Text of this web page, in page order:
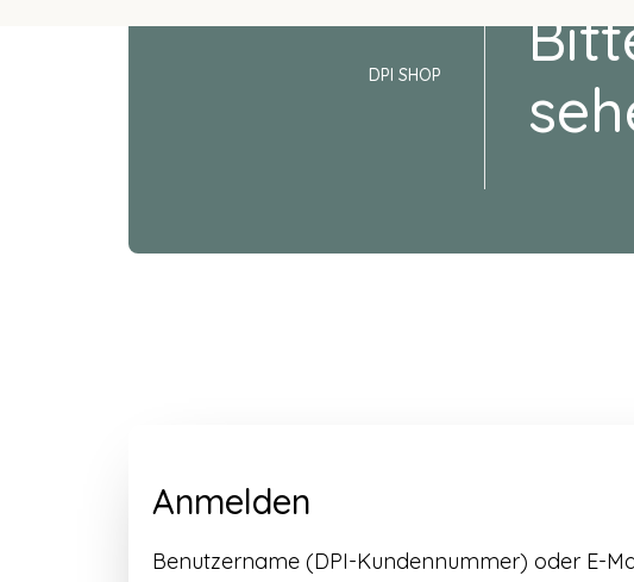
DPI SHOP
Anmelden
Benutzername (DPI-Kundennummer) oder E-